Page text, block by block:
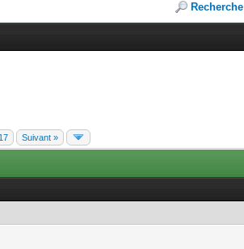
Recherche
17 Suivant »